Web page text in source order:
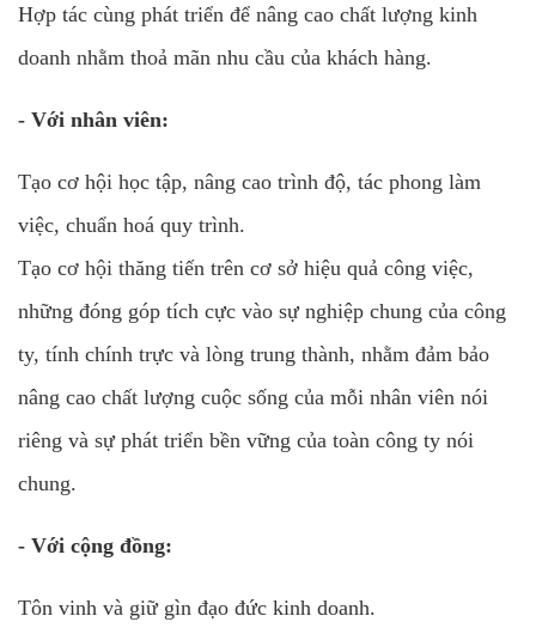
Hợp tác cùng phát triển để nâng cao chất lượng kinh
doanh nhằm thoả mãn nhu cầu của khách hàng.
- Với nhân viên:
Tạo cơ hội học tập, nâng cao trình độ, tác phong làm
việc, chuẩn hoá quy trình.
Tạo cơ hội thăng tiến trên cơ sở hiệu quả công việc,
những đóng góp tích cực vào sự nghiệp chung của công
ty, tính chính trực và lòng trung thành, nhằm đảm bảo
nâng cao chất lượng cuộc sống của mỗi nhân viên nói
riêng và sự phát triển bền vững của toàn công ty nói
chung.
- Với cộng đồng:
Tôn vinh và giữ gìn đạo đức kinh doanh.